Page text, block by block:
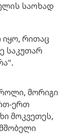
საოხად
იყო, რითაც
საკუთარ
მორიგი
ერთ
მოკვეთეს,